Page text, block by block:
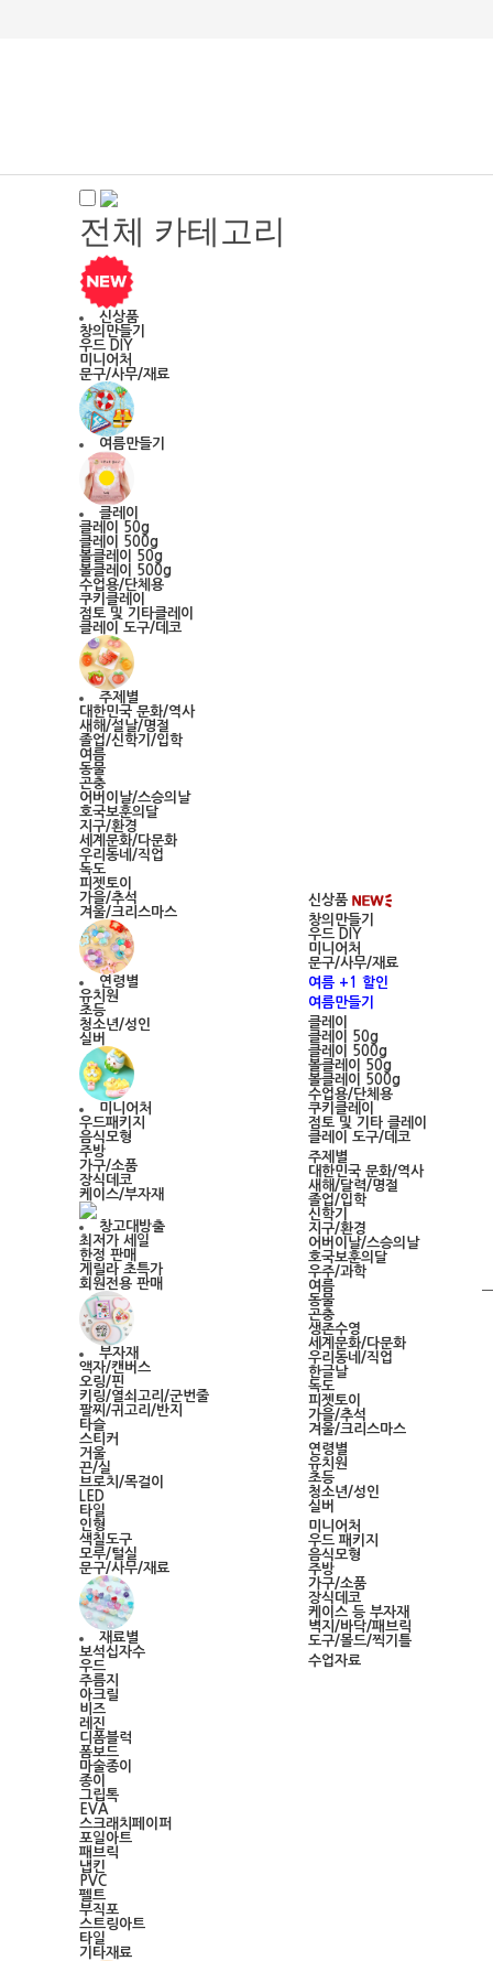
전체 카테고리
신상품
창의만들기
우드 DIY
미니어처
문구/사무/재료
여름만들기
클레이
클레이 50g
클레이 500g
볼클레이 50g
볼클레이 500g
수업용/단체용
쿠키클레이
점토 및 기타클레이
클레이 도구/데코
주제별
대한민국 문화/역사
새해/설날/명절
졸업/신학기/입학
여름
동물
곤충
어버이날/스승의날
호국보훈의달
지구/환경
세계문화/다문화
우리동네/직업
독도
피젯토이
가을/추석
겨울/크리스마스
연령별
유치원
초등
청소년/성인
실버
미니어처
우드패키지
음식모형
주방
가구/소품
장식데코
케이스/부자재
창고대방출
최저가 세일
한정 판매
게릴라 초특가
회원전용 판매
부자재
액자/캔버스
오링/핀
키링/열쇠고리/군번줄
팔찌/귀고리/반지
타슬
스티커
거울
끈/실
브로치/목걸이
LED
타일
인형
색칠도구
모루/털실
문구/사무/재료
재료별
보석십자수
우드
주름지
아크릴
비즈
레진
디폼블럭
폼보드
마술종이
종이
그립톡
EVA
스크래치페이퍼
포일아트
패브릭
냅킨
PVC
펠트
부직포
스트링아트
타일
기타재료
신상품
창의만들기
우드 DIY
미니어처
문구/사무/재료
여름 +1 할인
여름만들기
클레이
클레이 50g
클레이 500g
볼클레이 50g
볼클레이 500g
수업용/단체용
쿠키클레이
점토 및 기타 클레이
클레이 도구/데코
주제별
대한민국 문화/역사
새해/달력/명절
졸업/입학
신학기
지구/환경
어버이날/스승의날
호국보훈의달
우주/과학
여름
동물
곤충
생존수영
세계문화/다문화
우리동네/직업
한글날
독도
피젯토이
가을/추석
겨울/크리스마스
연령별
유치원
초등
청소년/성인
실버
미니어처
우드 패키지
음식모형
주방
가구/소품
장식데코
케이스 등 부자재
벽지/바닥/패브릭
도구/몰드/찍기틀
수업자료